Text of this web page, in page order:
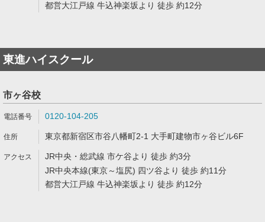
都営大江戸線 牛込神楽坂より 徒歩 約12分
東進ハイスクール
市ヶ谷校
0120-104-205
東京都新宿区市谷八幡町2-1 大手町建物市ヶ谷ビル6F
JR中央・総武線 市ケ谷より 徒歩 約3分
JR中央本線(東京～塩尻) 四ツ谷より 徒歩 約11分
都営大江戸線 牛込神楽坂より 徒歩 約12分